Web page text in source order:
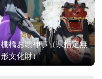
棚橋お頭神事（県指定無
形文化財）